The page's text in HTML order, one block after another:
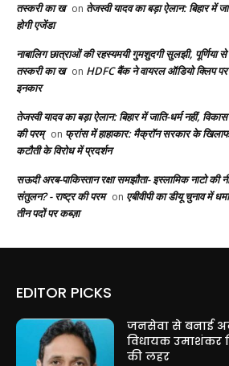
तस्करी का ख on तेजस्वी यादव का बड़ा ऐलान: बिहार में
होगी एजेंडा
नाबालिग छात्राओं की रहस्यमयी गुमशुदगी सुलझी, पूर्णिया
तस्करी का ख on HDFC बैंक ने वायरल ऑडियो क्लिप पर
इनकार
तेजस्वी यादव का बड़ा ऐलान: बिहार में जाति-धर्म नहीं,
की परम् on फ्रांस में हाहाकार: मैक्रॉन सरकार के
कटौती के विरोध में प्रदर्शन
सऊदी अरब-पाकिस्तान रक्षा समझौता- इस्लामिक नाटो की
संतुलन? - राष्ट्र की परम on एबीवीपी का डीयू चुनाव में
तीन पदों पर कब्ज़ा
EDITOR PICKS
जनसेवा से बनाई
विधायक उमाशंकर
की लहर